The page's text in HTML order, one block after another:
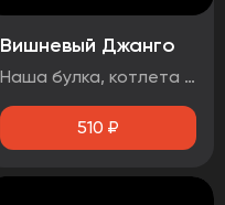
Вишневый Джанго
Наша булка, котлета говяжья, бекон, огурец маринованный, вишнёвый чатни, сыр чеддер, соус барбекю, чесночный соус, Осторожно! Могут попадаться косточки вишни!
510 ₽